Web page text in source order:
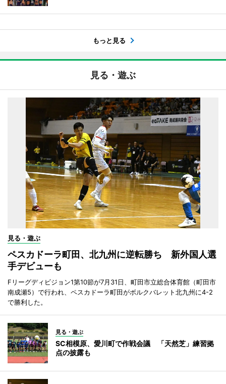
もっと見る
見る・遊ぶ
見る・遊ぶ
ペスカドーラ町田、北九州に逆転勝ち 新外国人選
手デビューも
Fリーグディビジョン1第10節が7月31日、町田市立総合体育館（町田市
南成瀬5）で行われ、ペスカドーラ町田がボルクバレット北九州に4-2
で勝利した。
見る・遊ぶ
SC相模原、愛川町で作戦会議 「天然芝」練習拠
点の披露も